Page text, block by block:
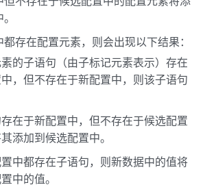
存在配置元素，则会出现以下结果：
的子语句（由子标记元素表示）存在
，但不存在于新配置中，则该子语句
在于新配置中，但不存在于候选配置
添加到候选配置中。
中都存在子语句，则新数据中的值将
中的值。